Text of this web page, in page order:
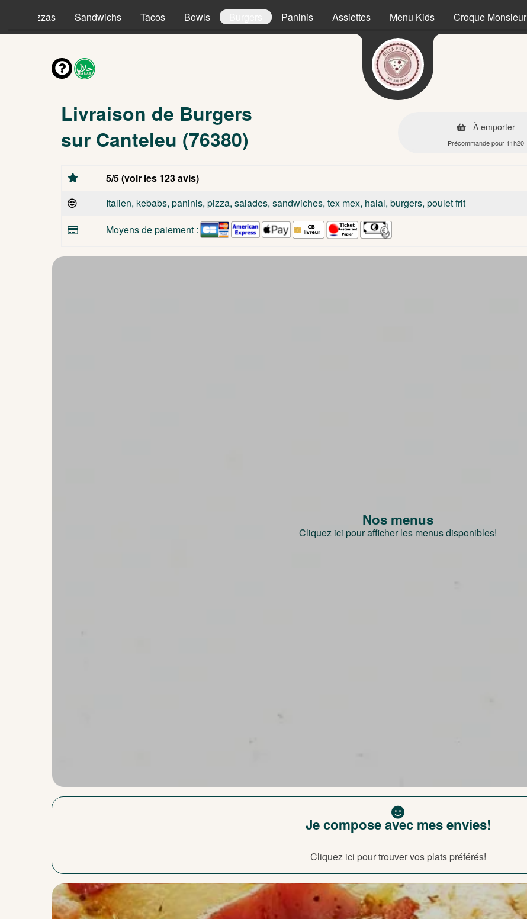
Pizzas Sandwichs Tacos Bowls Paninis Assiettes Menu Kids Croque Monsieur
Livraison de Burgers
sur Canteleu (76380)
À emporter
Précommande pour 11h20
5/5 (voir les 123 avis)
Italien, kebabs, paninis, pizza, salades, sandwiches, tex mex, halal, burgers, poulet frit
Moyens de paiement :
Nos menus
Cliquez ici pour afficher les menus disponibles!
Je compose avec mes envies!
Cliquez ici pour trouver vos plats préférés!